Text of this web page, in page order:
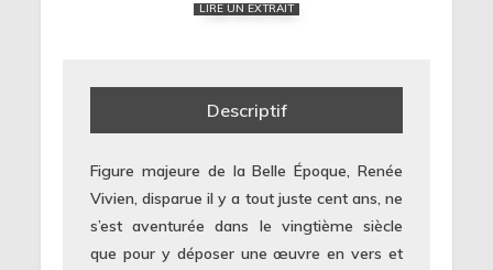
LIRE UN EXTRAIT
Descriptif
Figure majeure de la Belle Époque, Renée
Vivien, disparue il y a tout juste cent ans, ne
s’est aventurée dans le vingtième siècle
que pour y déposer une œuvre en vers et